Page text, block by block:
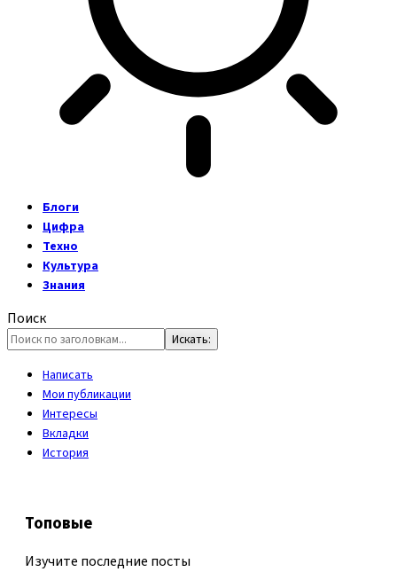
Блоги
Цифра
Техно
Культура
Знания
Поиск
Написать
Мои публикации
Интересы
Вкладки
История
Топовые
Изучите последние посты